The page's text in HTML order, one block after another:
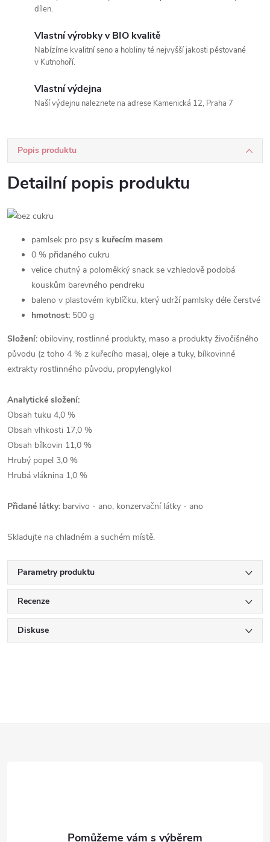
dílen.
Vlastní výrobky v BIO kvalitě
Nabízíme kvalitní seno a hobliny té nejvyšší jakosti pěstované
v Kutnohoří.
Vlastní výdejna
Naší výdejnu naleznete na adrese Kamenická 12, Praha 7
Popis produktu
Detailní popis produktu
pamlsek pro psy s kuřecím masem
0 % přidaného cukru
velice chutný a poloměkký snack se vzhledově podobá
kouskům barevného pendreku
baleno v plastovém kyblíčku, který udrží pamlsky déle čerstvé
hmotnost: 500 g
Složení: obiloviny, rostlinné produkty, maso a produkty živočišného
původu (z toho 4 % z kuřecího masa), oleje a tuky, bílkovinné
extrakty rostlinného původu, propylenglykol
Analytické složení:
Obsah tuku 4,0 %
Obsah vlhkosti 17,0 %
Obsah bílkovin 11,0 %
Hrubý popel 3,0 %
Hrubá vláknina 1,0 %
Přidané látky: barvivo - ano, konzervační látky - ano
Skladujte na chladném a suchém místě.
Parametry produktu
Recenze
Diskuse